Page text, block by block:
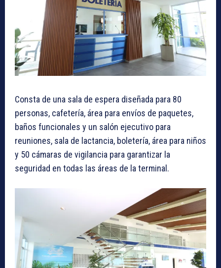
Consta de una sala de espera diseñada para 80
personas, cafetería, área para envíos de paquetes,
baños funcionales y un salón ejecutivo para
reuniones, sala de lactancia, boletería, área para niños
y 50 cámaras de vigilancia para garantizar la
seguridad en todas las áreas de la terminal.